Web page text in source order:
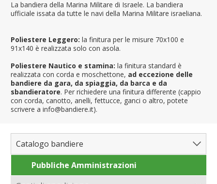
La bandiera della Marina Militare di Israele. La bandiera
ufficiale issata da tutte le navi della Marina Militare israeliana.
Poliestere Leggero: la finitura per le misure 70x100 e
91x140 è realizzata solo con asola.
Poliestere Nautico e stamina: la finitura standard è
realizzata con corda e moschettone, ad eccezione delle
bandiere da gara, da spiaggia, da barca e da
sbandieratore. Per richiedere una finitura differente (cappio
con corda, canotto, anelli, fettucce, ganci o altro, potete
scrivere a info@bandiere.it).
Catalogo bandiere
Bandiere del Mondo
Pubbliche Amministrazioni